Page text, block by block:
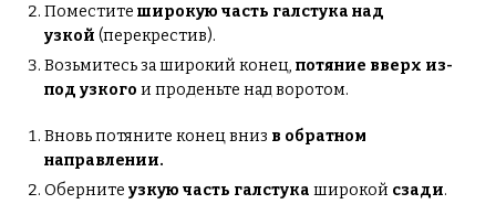
Поместите широкую часть галстука над
узкой (перекрестив).
Возьмитесь за широкий конец, потяние вверх из-
под узкого и проденьте над воротом.
Вновь потяните конец вниз в обратном
направлении.
Оберните узкую часть галстука широкой сзади.